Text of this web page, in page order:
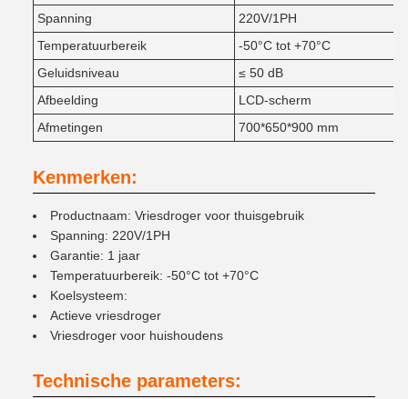
Spanning
220V/1PH
Temperatuurbereik
-50°C tot +70°C
Geluidsniveau
≤ 50 dB
Afbeelding
LCD-scherm
Afmetingen
700*650*900 mm
Kenmerken:
Productnaam: Vriesdroger voor thuisgebruik
Spanning: 220V/1PH
Garantie: 1 jaar
Temperatuurbereik: -50°C tot +70°C
Koelsysteem:
Actieve vriesdroger
Vriesdroger voor huishoudens
Technische parameters: